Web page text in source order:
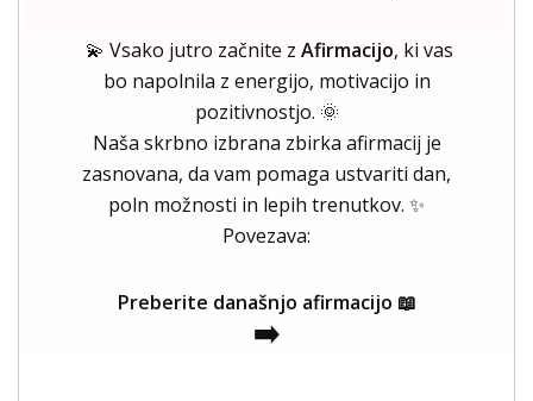
💫 Vsako jutro začnite z Afirmacijo, ki vas
bo napolnila z energijo, motivacijo in
pozitivnostjo. 🌞
Naša skrbno izbrana zbirka afirmacij je
zasnovana, da vam pomaga ustvariti dan,
poln možnosti in lepih trenutkov. ✨
Povezava:
Preberite današnjo afirmacijo 📖
➡️